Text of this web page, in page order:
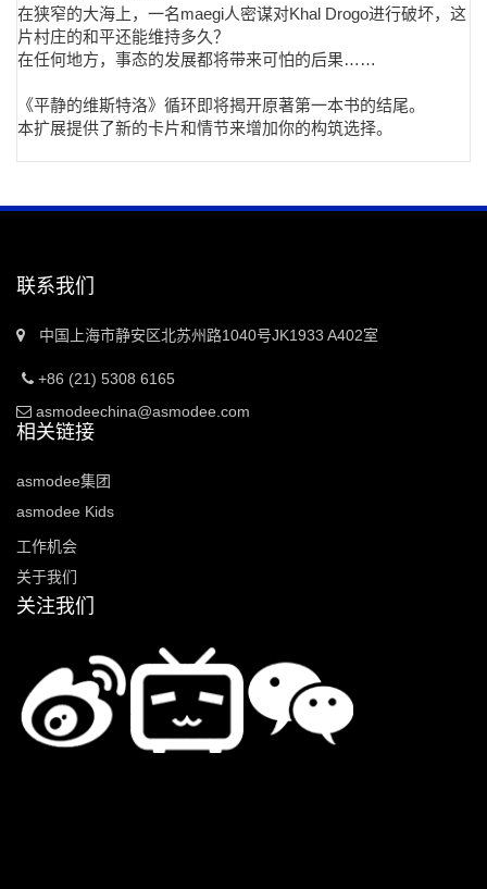
在狭窄的大海上，一名maegi人密谋对Khal Drogo进行破坏，这
片村庄的和平还能维持多久？
在任何地方，事态的发展都将带来可怕的后果……
《平静的维斯特洛》循环即将揭开原著第一本书的结尾。
本扩展提供了新的卡片和情节来增加你的构筑选择。
联系我们
中国上海市静安区北苏州路1040号JK1933 A402室
+86 (21) 5308 6165
asmodeechina@asmodee.com
相关链接
asmodee集团
asmodee Kids
工作机会
关于我们
关注我们